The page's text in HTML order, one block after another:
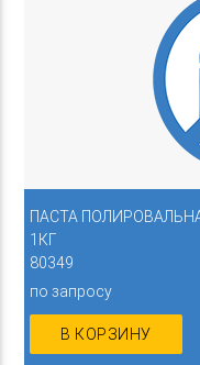
ПАСТА
1КГ
80349
по запросу
В КОРЗИНУ